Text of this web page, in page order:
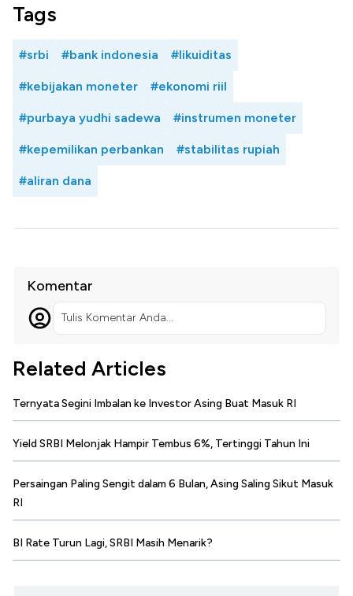
Tags
#srbi #bank indonesia #likuiditas
#kebijakan moneter #ekonomi riil
#purbaya yudhi sadewa #instrumen moneter
#kepemilikan perbankan #stabilitas rupiah
#aliran dana
Komentar
Tulis Komentar Anda...
Related Articles
Ternyata Segini Imbalan ke Investor Asing Buat Masuk RI
Yield SRBI Melonjak Hampir Tembus 6%, Tertinggi Tahun Ini
Persaingan Paling Sengit dalam 6 Bulan, Asing Saling Sikut Masuk
RI
BI Rate Turun Lagi, SRBI Masih Menarik?